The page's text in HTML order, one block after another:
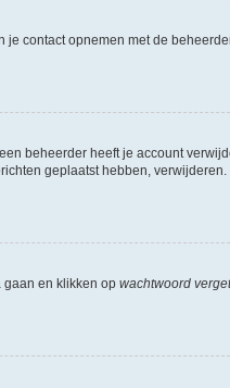
contact opnemen met de
beheerder heeft je account
geplaatst hebben, verwijderen.
gaan en klikken op wachtwoord